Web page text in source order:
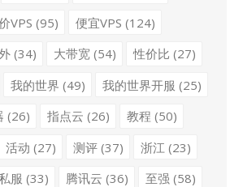
VPS (95) 便宜VPS (124)
(34) 大带宽(54) 性价比 (27)
我的世界 (49) 我的世界开服 (25)
(26) 指点云 (26) 教程 (50)
活动 (27) 测评(37) 浙江 (23)
服 (33) 腾讯云 (36) 至强 (58)